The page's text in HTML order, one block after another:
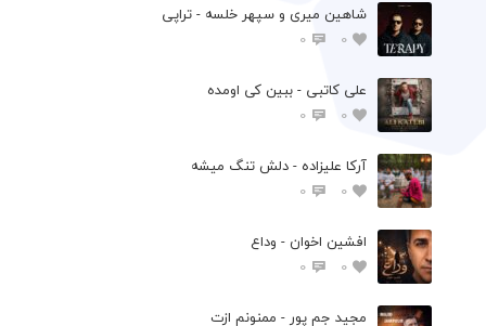
شاهین میری و سپهر خلسه - تراپی
0
0
علی کاتبی - ببین کی اومده
0
0
آرکا علیزاده - دلش تنگ میشه
0
0
افشين اخوان - وداع
0
0
مجید جم پور - ممنونم ازت